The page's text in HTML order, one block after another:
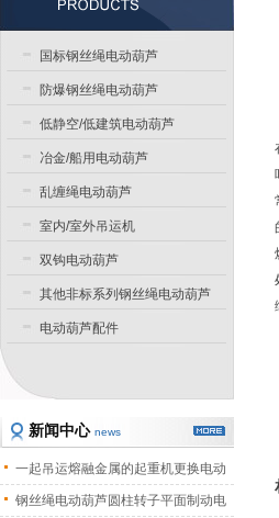
国标钢丝绳电动葫芦
防爆钢丝绳电动葫芦
低静空/低建筑电动葫芦
冶金/船用电动葫芦
乱缠绳电动葫芦
室内/室外吊运机
双钩电动葫芦
其他非标系列钢丝绳电动葫芦
电动葫芦配件
新闻中心 news
一起吊运熔融金属的起重机更换电动
葫 钢丝绳电动葫芦圆柱转子平面制动电